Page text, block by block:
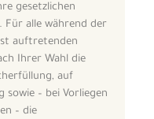
gesetzlichen
Für alle während der
auftretenden
Ihrer Wahl die
auf
sowie – bei Vorliegen
– die